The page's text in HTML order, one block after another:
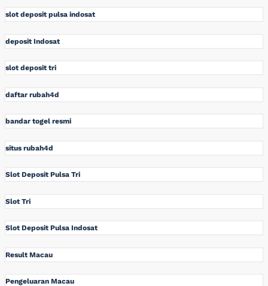
slot deposit pulsa indosat
deposit Indosat
slot deposit tri
daftar rubah4d
bandar togel resmi
situs rubah4d
Slot Deposit Pulsa Tri
Slot Tri
Slot Deposit Pulsa Indosat
Result Macau
Pengeluaran Macau